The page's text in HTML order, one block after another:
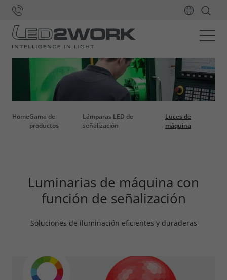
HomeGama de
productos
Lámparas LED de
señalización
Luces de
máquina
Luminarias de máquina con
función de señalización
Soluciones de iluminación eficientes y duraderas